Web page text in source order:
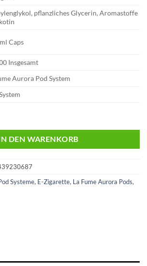
pflanzliches Glycerin, Aromastoffe
Caps
Insgesamt
Aurora Pod System
DEN WARENKORB
Systeme, E-Zigarette, La Fume Aurora Pods,